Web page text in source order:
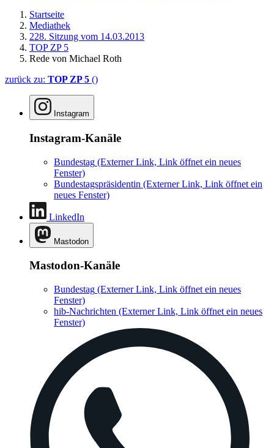
Startseite
Mediathek
228. Sitzung vom 14.03.2013
TOP ZP 5
Rede von Michael Roth
zurück zu: TOP ZP 5 ()
Instagram
Instagram-Kanäle
Bundestag (Externer Link, Link öffnet ein neues
Fenster)
Bundestagspräsidentin (Externer Link, Link öffnet ein
neues Fenster)
LinkedIn
Mastodon
Mastodon-Kanäle
Bundestag (Externer Link, Link öffnet ein neues
Fenster)
hib-Nachrichten (Externer Link, Link öffnet ein neues
Fenster)